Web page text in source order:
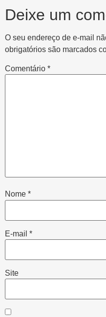
Deixe um
O seu endereço de e-mail
obrigatórios são marcados
Comentário *
Nome *
E-mail *
Site